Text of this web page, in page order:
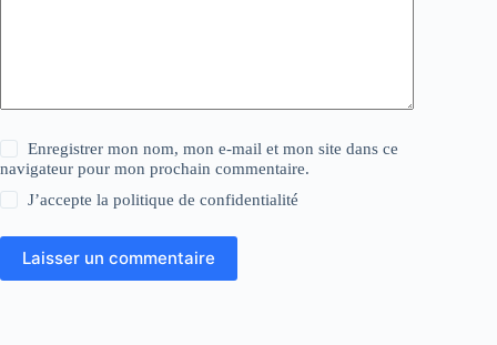
Enregistrer mon nom, mon e-mail et mon site dans ce
navigateur pour mon prochain commentaire.
J’accepte lapolitique de confidentialité
Laisser un commentaire